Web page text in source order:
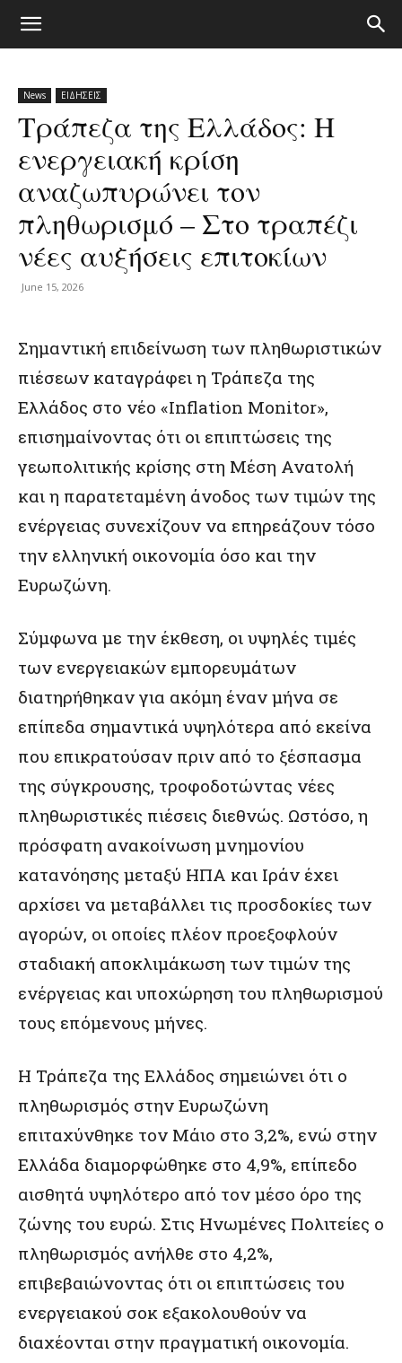
News ΕΙΔΗΣΕΙΣ
Τράπεζα της Ελλάδος: Η
ενεργειακή κρίση
αναζωπυρώνει τον
πληθωρισμό – Στο τραπέζι
νέες αυξήσεις επιτοκίων
June 15, 2026
Σημαντική επιδείνωση των πληθωριστικών
πιέσεων καταγράφει η Τράπεζα της
Ελλάδος στο νέο «Inflation Monitor»,
επισημαίνοντας ότι οι επιπτώσεις της
γεωπολιτικής κρίσης στη Μέση Ανατολή
και η παρατεταμένη άνοδος των τιμών της
ενέργειας συνεχίζουν να επηρεάζουν τόσο
την ελληνική οικονομία όσο και την
Ευρωζώνη.
Σύμφωνα με την έκθεση, οι υψηλές τιμές
των ενεργειακών εμπορευμάτων
διατηρήθηκαν για ακόμη έναν μήνα σε
επίπεδα σημαντικά υψηλότερα από εκείνα
που επικρατούσαν πριν από το ξέσπασμα
της σύγκρουσης, τροφοδοτώντας νέες
πληθωριστικές πιέσεις διεθνώς. Ωστόσο, η
πρόσφατη ανακοίνωση μνημονίου
κατανόησης μεταξύ ΗΠΑ και Ιράν έχει
αρχίσει να μεταβάλλει τις προσδοκίες των
αγορών, οι οποίες πλέον προεξοφλούν
σταδιακή αποκλιμάκωση των τιμών της
ενέργειας και υποχώρηση του πληθωρισμού
τους επόμενους μήνες.
Η Τράπεζα της Ελλάδος σημειώνει ότι ο
πληθωρισμός στην Ευρωζώνη
επιταχύνθηκε τον Μάιο στο 3,2%, ενώ στην
Ελλάδα διαμορφώθηκε στο 4,9%, επίπεδο
αισθητά υψηλότερο από τον μέσο όρο της
ζώνης του ευρώ. Στις Ηνωμένες Πολιτείες ο
πληθωρισμός ανήλθε στο 4,2%,
επιβεβαιώνοντας ότι οι επιπτώσεις του
ενεργειακού σοκ εξακολουθούν να
διαχέονται στην πραγματική οικονομία.